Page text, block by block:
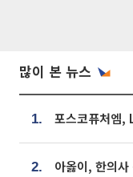
많이 본 뉴스
1.
2.